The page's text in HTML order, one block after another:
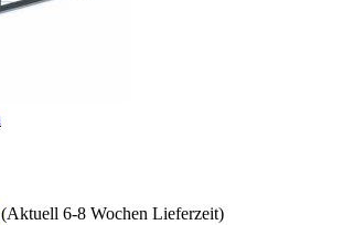
(Aktuell 6-8 Wochen Lieferzeit)